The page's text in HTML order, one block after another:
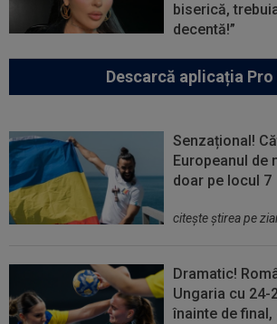
biserică,
decentă!”
Descarcă aplicația Pro
Senzațional!
Europeanul de
doar pe locul 7
citeşte ştirea pe
Dramatic!
Ungaria cu 24-
înainte de final,